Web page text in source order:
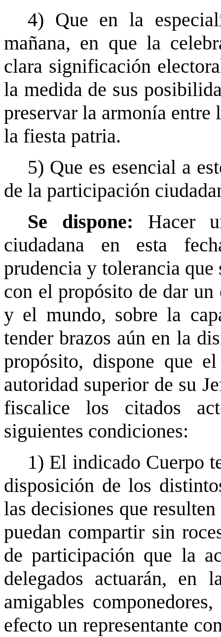
4) Que en la
mañana, en que la
clara significación
la medida de sus
preservar la armonía entre
la fiesta patria.
5) Que es esencial a
de la participación
Se dispone: Hacer
ciudadana en esta
prudencia y tolerancia que
con el propósito de dar
y el mundo, sobre la
tender brazos aún en la
propósito, dispone que
autoridad superior de su
fiscalice los citados
siguientes condiciones:
1) El indicado Cuerpo
disposición de los
las decisiones que
puedan compartir sin
de participación que la
delegados actuarán, en
amigables
efecto un representante